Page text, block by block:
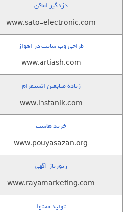
دزدگیر اماکن
www.sato-electronic.com
طراحی وب سایت در اهواز
www.artiash.com
زيادة متابعين انستقرام
www.instanik.com
خرید هاست
www.pouyasazan.org
رپورتاژ آگهی
www.rayamarketing.com
تولید محتوا